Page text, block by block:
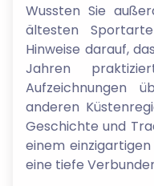
Wussten Sie
ältesten
Hinweise darauf,
Jahren
Aufzeichnungen
anderen
Geschichte und
einem
eine tiefe